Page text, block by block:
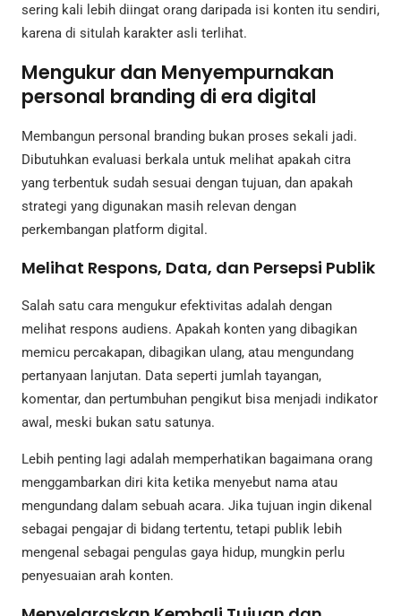
sering kali lebih diingat orang daripada isi konten itu sendiri,
karena di situlah karakter asli terlihat.
Mengukur dan Menyempurnakan
personal branding di era digital
Membangun personal branding bukan proses sekali jadi.
Dibutuhkan evaluasi berkala untuk melihat apakah citra
yang terbentuk sudah sesuai dengan tujuan, dan apakah
strategi yang digunakan masih relevan dengan
perkembangan platform digital.
Melihat Respons, Data, dan Persepsi Publik
Salah satu cara mengukur efektivitas adalah dengan
melihat respons audiens. Apakah konten yang dibagikan
memicu percakapan, dibagikan ulang, atau mengundang
pertanyaan lanjutan. Data seperti jumlah tayangan,
komentar, dan pertumbuhan pengikut bisa menjadi indikator
awal, meski bukan satu satunya.
Lebih penting lagi adalah memperhatikan bagaimana orang
menggambarkan diri kita ketika menyebut nama atau
mengundang dalam sebuah acara. Jika tujuan ingin dikenal
sebagai pengajar di bidang tertentu, tetapi publik lebih
mengenal sebagai pengulas gaya hidup, mungkin perlu
penyesuaian arah konten.